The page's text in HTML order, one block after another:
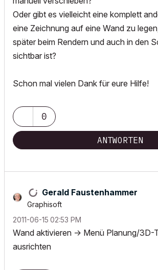
Oder gibt es vielleicht eine komplett
eine Zeichnung auf eine Wand zu
später beim Rendern und auch in den
sichtbar ist?
Schon mal vielen Dank für eure Hilfe!
0
ANTWORTEN
Gerald Faustenhammer
Graphisoft
‎2011-06-15 02:53 PM
Wand aktivieren -> Menü Planung/3D-
ausrichten